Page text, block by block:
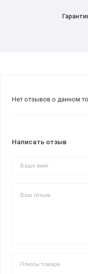
Нет отзывов о данном
Написать отзыв